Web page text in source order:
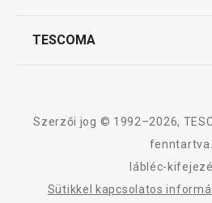
Reklamáció és termékvisszaküldés
TESCOMA
Szerzői jog © 1992–2026,
fenntartva.
lábléc-
Sütikkel kapcsolatos